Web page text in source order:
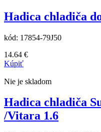
Hadica chladiča
kód: 17854-79J50
14.64 €
Kúpiť
Nie je skladom
Hadica chladiča
/Vitara 1.6